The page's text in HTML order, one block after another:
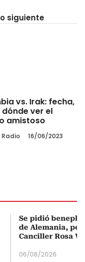
siguiente
vs. Irak: fecha,
ver el
amistoso
16/06/2023
Se pidió
de Alemania,
Canciller Rosa
06/08/2026